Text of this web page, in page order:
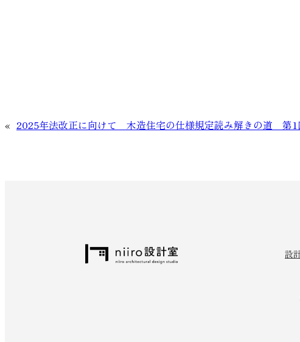
« 2025年法改正に向けて 木造住宅の仕様規定読み解きの道 第
設